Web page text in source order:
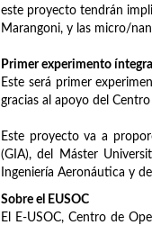
este proyecto tendrán
Marangoni, y las micro/
Primer experimento
Este será primer
gracias al apoyo del
Este proyecto va a
(GIA), del Máster
Ingeniería Aeronáutica y
Sobre el EUSOC
El E-USOC, Centro de